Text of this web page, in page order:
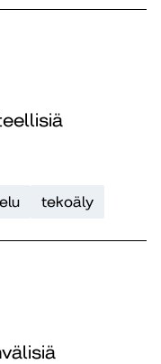
tekoäly